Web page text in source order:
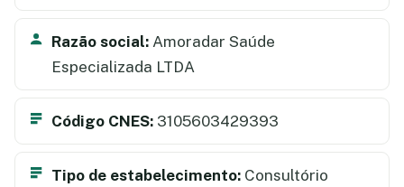
Razão social: Amoradar Saúde
Especializada LTDA
Código CNES: 3105603429393
Tipo de estabelecimento: Consultório